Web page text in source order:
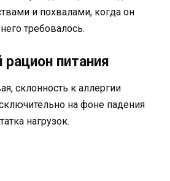
и похвалами, когда он
требовалось.
питания
склонность к аллергии
на фоне падения
нагрузок.